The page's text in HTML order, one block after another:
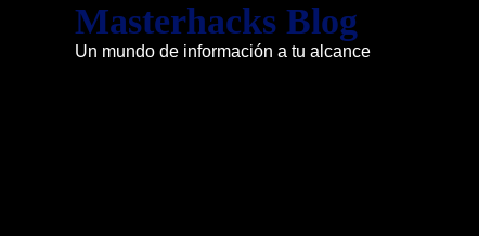
Masterhacks Blog
Un mundo de información a tu alcance